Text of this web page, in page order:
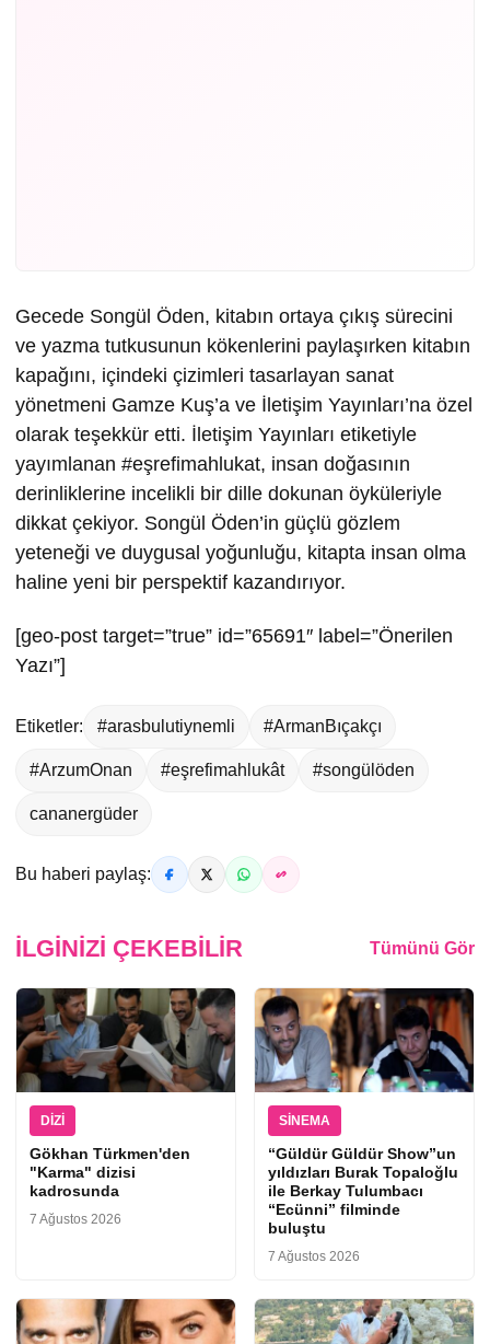
Gecede Songül Öden, kitabın ortaya çıkış sürecini
ve yazma tutkusunun kökenlerini paylaşırken kitabın
kapağını, içindeki çizimleri tasarlayan sanat
yönetmeni Gamze Kuş’a ve İletişim Yayınları’na özel
olarak teşekkür etti. İletişim Yayınları etiketiyle
yayımlanan #eşrefimahlukat, insan doğasının
derinliklerine incelikli bir dille dokunan öyküleriyle
dikkat çekiyor. Songül Öden’in güçlü gözlem
yeteneği ve duygusal yoğunluğu, kitapta insan olma
haline yeni bir perspektif kazandırıyor.
[geo-post target=”true” id=”65691″ label=”Önerilen
Yazı”]
Etiketler: #arasbulutiynemli #ArmanBıçakçı
#ArzumOnan #eşrefimahlukât #songülöden
cananergüder
Bu haberi paylaş:
İLGINIZI ÇEKEBILIR Tümünü Gör
DIZI
Gökhan Türkmen'den
"Karma" dizisi
kadrosunda
7 Ağustos 2026
SINEMA
“Güldür Güldür Show”un
yıldızları Burak Topaloğlu
ile Berkay Tulumbacı
“Ecünni” filminde
buluştu
7 Ağustos 2026